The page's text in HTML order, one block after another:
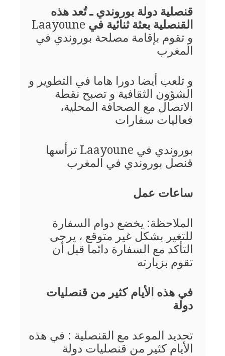
قنصلية دولة بوروندي ـ تُعد هذه
القنصلية بعثة ثنائية في Laayoune
و تقوم بإقامة مصلحة بوروندي في
المغرب
و تلعب أيضا دورا هاما في التطوير و
الشؤون الثقافية و تصبح نقطة
الاتصال مع الصحافة المحلية،
فعاليات سفارات
بوروندي في Laayoune ترأسها
قنصل بوروندي في المغرب
ساعات عمل
الملاحظة: يخضع دوام السفارة
للتغير بشكل غير متوقع ، يرجى
التأكد مع السفارة دائما قبل أن
تقوم بزيارته
في هذه الأيام كثير من قنصليات
دولة
تحديد الموعد مع القنصلية : في هذه
الأيام كثير من قنصليات دولة